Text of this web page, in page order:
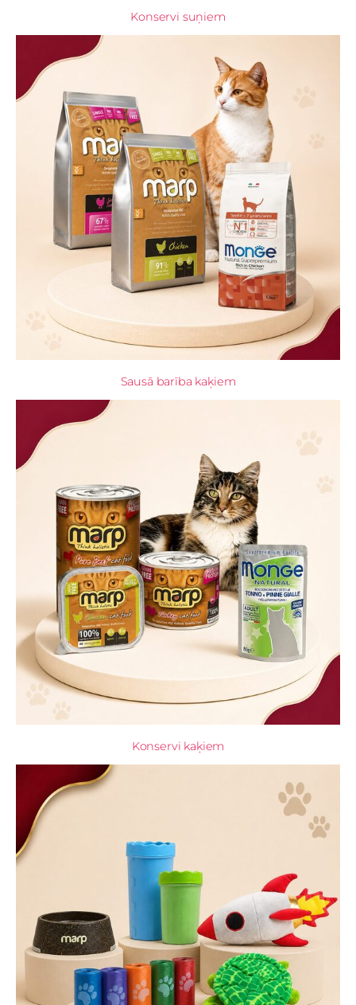
Konservi suņiem
Sausā barība kaķiem
Konservi kaķiem